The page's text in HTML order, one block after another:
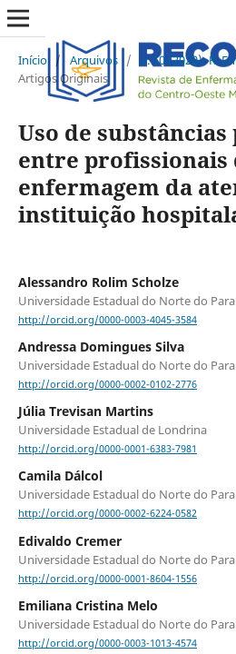
Início / Arquivos / v. 10 (2020): R.
Artigos Originais
Uso de
entre profissionais
enfermagem da
instituição
Alessandro Rolim Scholze
Universidade Estadual do Norte do
http://orcid.org/0000-0003-4045-3584
Andressa Domingues Silva
Universidade Estadual do Norte do
http://orcid.org/0000-0002-0102-2776
Júlia Trevisan Martins
Universidade Estadual de Londrina
http://orcid.org/0000-0001-6383-7981
Camila Dálcol
Universidade Estadual do Norte do
http://orcid.org/0000-0002-6224-0582
Edivaldo Cremer
Universidade Estadual do Norte do
http://orcid.org/0000-0001-8604-1556
Emiliana Cristina Melo
Universidade Estadual do Norte do
http://orcid.org/0000-0003-1013-4574